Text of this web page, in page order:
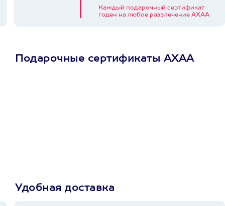
Каждый подарочный сертификат
годен на любое развлечение АХАА
Подарочные сертификаты АХАА
Удобная доставка